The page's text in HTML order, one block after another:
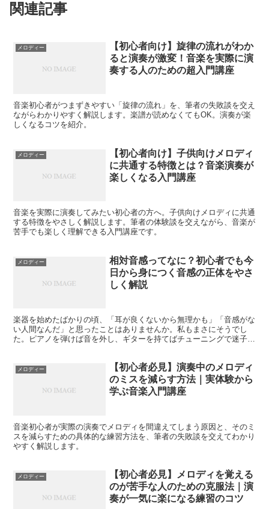
関連記事
メロディー
【初心者向け】旋律の流れがわか
ると演奏が激変！音楽を実際に演
奏する人のための超入門講座
音楽初心者がつまずきやすい「旋律の流れ」を、筆者の失敗談を交え
ながらわかりやすく解説します。楽譜が読めなくてもOK。演奏が楽
しくなるコツを紹介。
メロディー
【初心者向け】子供向けメロディ
に共通する特徴とは？音楽演奏が
楽しくなる入門講座
音楽を実際に演奏してみたい初心者の方へ。子供向けメロディに共通
する特徴をやさしく解説します。筆者の体験談を交えながら、音楽が
苦手でも楽しく理解できる入門講座です。
メロディー
相対音感ってなに？初心者でも今
日から身につく音感の正体をやさ
しく解説
楽器を始めたばかりの頃、「耳が良くないから無理かも」「音感がな
い人間なんだ」と思ったことはありませんか。私もまさにそうでし
た。ピアノを弾けば音を外し、ギターを持てばチューニングで迷子。
メロディー
【初心者必見】演奏中のメロディ
のミスを減らす方法｜実体験から
学ぶ音楽入門講座
音楽初心者が実際の演奏でメロディを間違えてしまう原因と、そのミ
スを減らすための具体的な練習方法を、筆者の失敗談を交えてわかり
やすく解説します。
メロディー
【初心者必見】メロディを覚える
のが苦手な人のための克服法｜演
奏が一気に楽になる練習のコツ